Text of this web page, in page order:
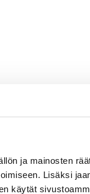
ja mainosten
Lisäksi
käytät